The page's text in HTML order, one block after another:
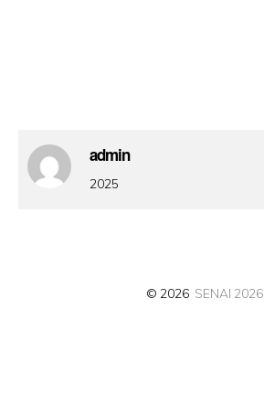
admin
2025
© 2026 SENAI 2026